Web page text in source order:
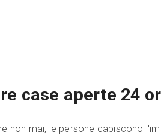
case aperte 24
non mai, le persone capiscono